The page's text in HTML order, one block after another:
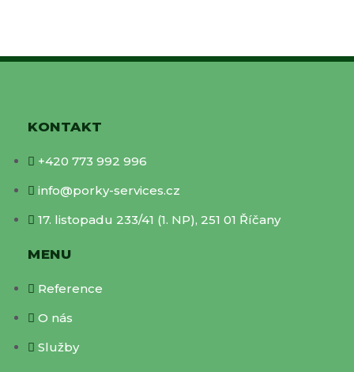
KONTAKT
+420 773 992 996
info@porky-services.cz
17. listopadu 233/41 (1. NP), 251 01 Říčany
MENU
Reference
O nás
Služby